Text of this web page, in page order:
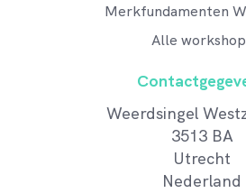
Merkfundamenten
Alle
Weerdsingel
3513 BA
Utrecht
Nederland